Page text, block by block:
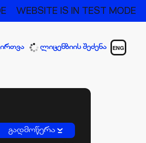
WEBSITE IS IN TEST MODE
ლიცენზიის შეძენა ENG
გადმოწერა